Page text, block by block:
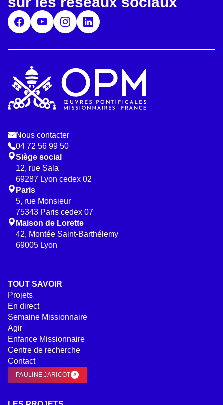
P
D
*
TOUT SAVOIR
Projets
En direct
Semaine Missionnaire
Agir
Enfance Missionnaire
Centre de recherche
Contact
PAULINE JARICOT
Nous contacter
04 72 56 99 50
Siège social
12, rue Sala
69287 Lyon cedex 02
Paris
5, rue Monsieur
75343 Paris cedex 07
Maison de Lorette
42, Montée Saint-Barthélemy
69005 Lyon